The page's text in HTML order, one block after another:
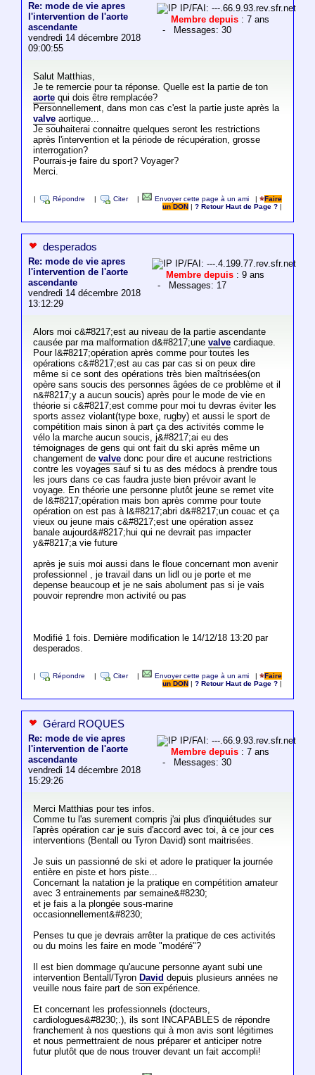
Re: mode de vie apres
l'intervention de l'aorte
ascendante
vendredi 14 décembre 2018
09:00:55
IP/FAI: ---.66.9.93.rev.sfr.net
Membre depuis : 7 ans
- Messages: 30
Salut Matthias,
Je te remercie pour ta réponse. Quelle est la partie de ton
aortequi dois être remplacée?
Personnellement, dans mon cas c'est la partie juste après la
valveaortique...
Je souhaiterai connaitre quelques seront les restrictions
après l'intervention et la période de récupération, grosse
interrogation?
Pourrais-je faire du sport? Voyager?
Merci.
Répondre Citer Envoyer cette page à un ami |
Faire
un DON
|? Retour Haut de Page ?
desperados
Re: mode de vie apres
l'intervention de l'aorte
ascendante
vendredi 14 décembre 2018
13:12:29
IP/FAI: ---.4.199.77.rev.sfr.net
Membre depuis : 9 ans
- Messages: 17
Alors moi c&#8217;est au niveau de la partie ascendante
causée par ma malformation d&#8217;une valvecardiaque.
Pour l&#8217;opération après comme pour toutes les
opérations c&#8217;est au cas par cas si on peux dire
même si ce sont des opérations très bien maîtrisées(on
opère sans soucis des personnes âgées de ce problème et il
n&#8217;y a aucun soucis) après pour le mode de vie en
théorie si c&#8217;est comme pour moi tu devras éviter les
sports assez violant(type boxe, rugby) et aussi le sport de
compétition mais sinon à part ça des activités comme le
vélo la marche aucun soucis, j&#8217;ai eu des
témoignages de gens qui ont fait du ski après même un
changement de valvedonc pour dire et aucune restrictions
contre les voyages sauf si tu as des médocs à prendre tous
les jours dans ce cas faudra juste bien prévoir avant le
voyage. En théorie une personne plutôt jeune se remet vite
de l&#8217;opération mais bon après comme pour toute
opération on est pas à l&#8217;abri d&#8217;un couac et ça
vieux ou jeune mais c&#8217;est une opération assez
banale aujourd&#8217;hui qui ne devrait pas impacter
y&#8217;a vie future
après je suis moi aussi dans le floue concernant mon avenir
professionnel , je travail dans un lidl ou je porte et me
depense beaucoup et je ne sais abolument pas si je vais
pouvoir reprendre mon activité ou pas
Modifié 1 fois. Dernière modification le 14/12/18 13:20 par
desperados.
Répondre Citer Envoyer cette page à un ami |
Faire
un DON
|? Retour Haut de Page ?
Gérard ROQUES
Re: mode de vie apres
l'intervention de l'aorte
ascendante
vendredi 14 décembre 2018
15:29:26
IP/FAI: ---.66.9.93.rev.sfr.net
Membre depuis : 7 ans
- Messages: 30
Merci Matthias pour tes infos.
Comme tu l'as surement compris j'ai plus d'inquiétudes sur
l'après opération car je suis d'accord avec toi, à ce jour ces
interventions (Bentall ou Tyron David) sont maitrisées.
Je suis un passionné de ski et adore le pratiquer la journée
entière en piste et hors piste...
Concernant la natation je la pratique en compétition amateur
avec 3 entrainements par semaine&#8230;
et je fais a la plongée sous-marine
occasionnellement&#8230;
Penses tu que je devrais arrêter la pratique de ces activités
ou du moins les faire en mode "modéré"?
Il est bien dommage qu'aucune personne ayant subi une
intervention Bentall/Tyron David depuis plusieurs années ne
veuille nous faire part de son expérience.
Et concernant les professionnels (docteurs,
cardiologues&#8230;.), ils sont INCAPABLES de répondre
franchement à nos questions qui à mon avis sont légitimes
et nous permettraient de nous préparer et anticiper notre
futur plutôt que de nous trouver devant un fait accompli!